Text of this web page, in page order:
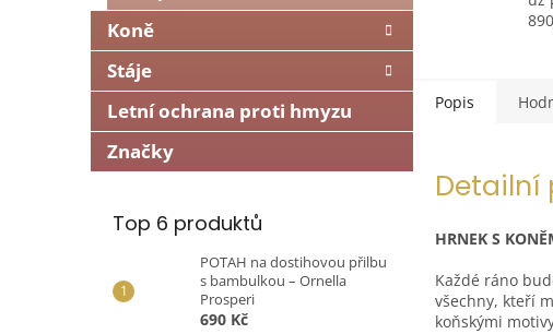
Koně
Stáje
Letní ochrana proti hmyzu
Značky
Top 6 produktů
POTAH na dostihovou přilbu
s bambulkou – Ornella
Prosperi
690 Kč
Popis
Detailní
HRNEK S
Každé ráno
všechny, kteří
koňskými